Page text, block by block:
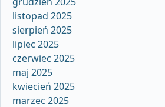
listopad 2025
sierpień 2025
lipiec 2025
czerwiec 2025
maj 2025
kwiecień 2025
marzec 2025